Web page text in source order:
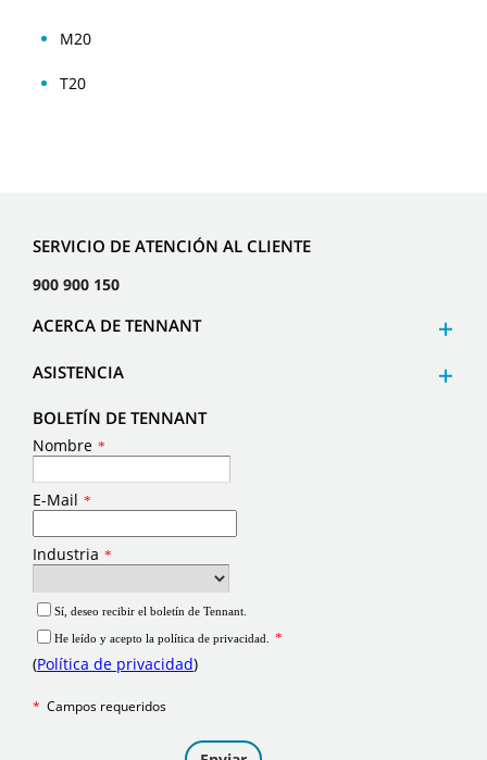
M20
T20
SERVICIO DE ATENCIÓN AL CLIENTE
900 900 150
ACERCA DE TENNANT
ASISTENCIA
BOLETÍN DE TENNANT